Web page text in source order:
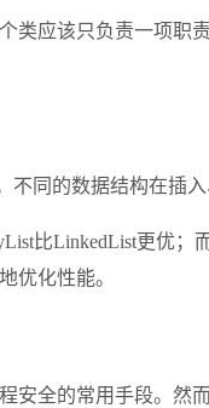
类应该只负责一项
不同的数据结构在插
比LinkedList更优
优化性能。
安全的常用手段。然